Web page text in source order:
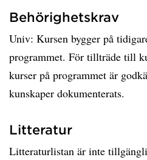
Behörighetskrav
Univ: Kursen bygger på
programmet. För tillträde till
kurser på programmet är
kunskaper dokumenterats.
Litteratur
Litteraturlistan är inte